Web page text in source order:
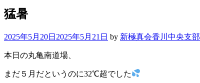
猛暑
2025年5月20日 2025年5月21日 by 新極真会香川中央支部
本日の丸亀南道場、
まだ５月だというのに32℃超でした